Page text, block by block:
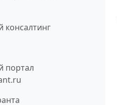
консалтинг
портал